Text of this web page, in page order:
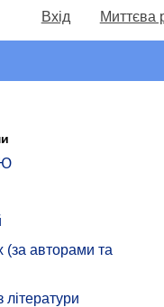
Вхід Миттєва
(за авторами та